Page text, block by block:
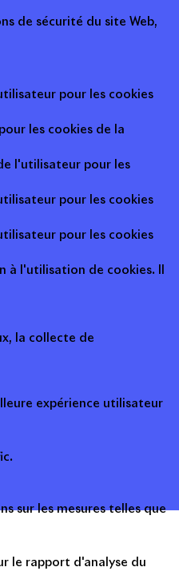
de sécurité du site Web,
pour les cookies
les cookies de la
l'utilisateur pour les
pour les cookies
pour les cookies
à l'utilisation de cookies. Il
la collecte de
expérience utilisateur
sur les mesures telles que
le rapport d'analyse du